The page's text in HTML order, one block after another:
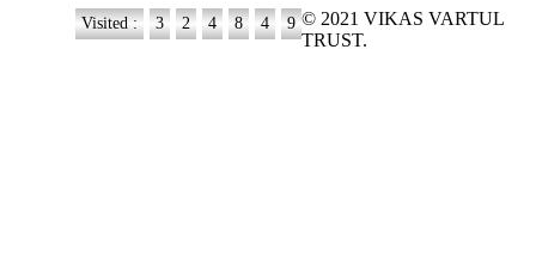
Visited : 3 2 4 8 4 9 © 2021 VIKAS VARTUL
TRUST.